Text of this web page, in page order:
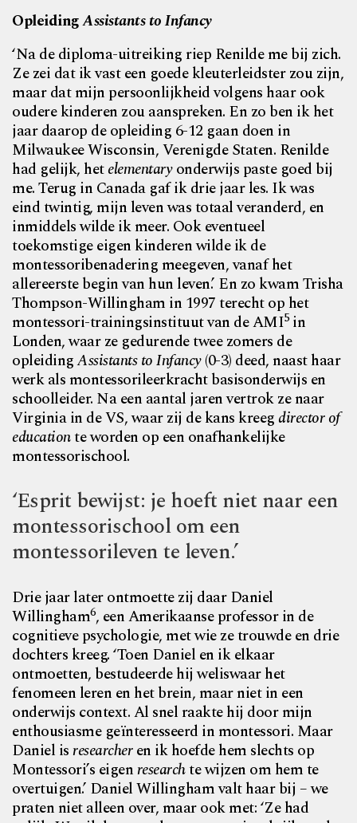
OpleidingAssistants to Infancy
‘Na de diploma-uitreiking riep Renilde me bij zich.
Ze zei dat ik vast een goede kleuterleidster zou zijn,
maar dat mijn persoonlijkheid volgens haar ook
oudere kinderen zou aanspreken. En zo ben ik het
jaar daarop de opleiding 6-12 gaan doen in
Milwaukee Wisconsin, Verenigde Staten. Renilde
had gelijk, hetelementaryonderwijs paste goed bij
me. Terug in Canada gaf ik drie jaar les. Ik was
eind twintig, mijn leven was totaal veranderd, en
inmiddels wilde ik meer. Ook eventueel
toekomstige eigen kinderen wilde ik de
montessori­benadering meegeven, vanaf het
allereerste begin van hun leven.’ En zo kwam Trisha
Thompson-Willingham in 1997 terecht op het
montessori-trainingsinstituut van de AMI5in
Londen, waar ze gedurende twee zomers de
opleidingAssistants to Infancy(0-3) deed, naast haar
werk als montessorileerkracht basisonderwijs en
schoolleider. Na een aantal jaren vertrok ze naar
Virginia in de VS, waar zij de kans kreegdirector of
educationte worden op een onafhankelijke
montessori­school.
‘Esprit bewijst: je hoeft niet naar een
montessorischool om een
montessorileven te leven.’
Drie jaar later ontmoette zij daar Daniel
Willingham6, een Amerikaanse professor in de
cognitieve psychologie, met wie ze trouwde en drie
dochters kreeg. ‘Toen Daniel en ik elkaar
ontmoetten, bestudeerde hij weliswaar het
fenomeen leren en het brein, maar niet in een
onderwijs context. Al snel raakte hij door mijn
enthousiasme geïnteresseerd in montessori. Maar
Daniel isresearcheren ik hoefde hem slechts op
Montessori’s eigenresearchte wijzen om hem te
overtuigen.’ Daniel Willingham valt haar bij – we
praten niet alleen over, maar ook met: ‘Ze had